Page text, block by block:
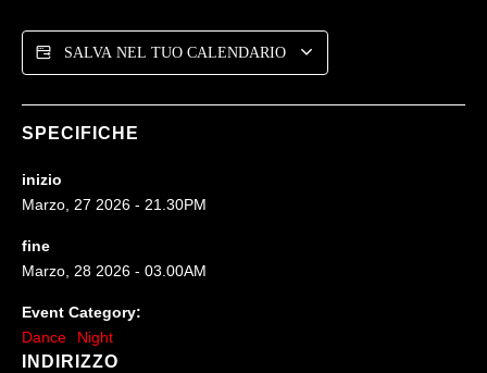
SALVA NEL TUO CALENDARIO
SPECIFICHE
inizio
Marzo, 27 2026 - 21.30PM
fine
Marzo, 28 2026 - 03.00AM
Event Category:
Dance
Night
INDIRIZZO